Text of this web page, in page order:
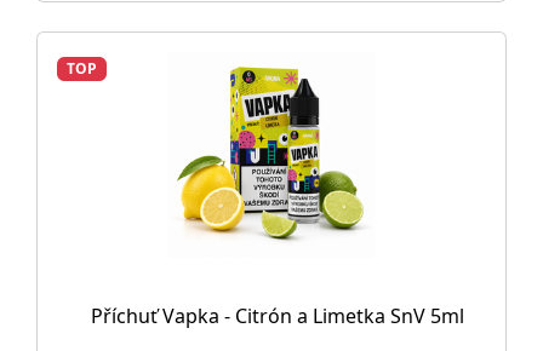
TOP
Příchuť Vapka - Citrón a Limetka SnV 5ml